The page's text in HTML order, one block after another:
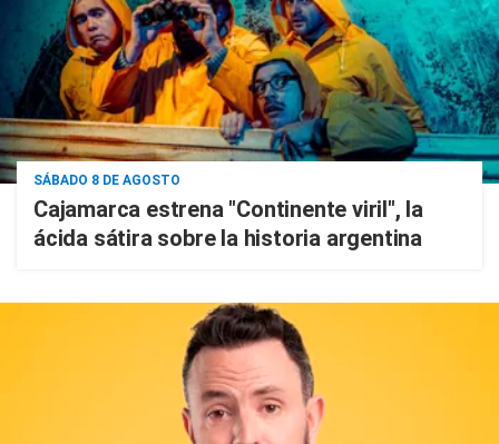
SÁBADO 8 DE AGOSTO
Cajamarca estrena "Continente viril", la
ácida sátira sobre la historia argentina